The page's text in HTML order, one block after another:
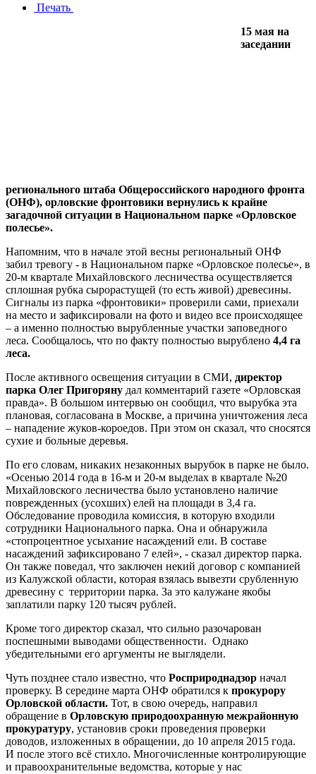
Печать
15 мая на
заседании
регионального штаба Общероссийского народного фронта
(ОНФ), орловские фронтовики вернулись к крайне
загадочной ситуации в Национальном парке «Орловское
полесье».
Напомним, что в начале этой весны региональный ОНФ
забил тревогу - в Национальном парке «Орловское полесье», в
20-м квартале Михайловского лесничества осуществляется
сплошная рубка сырорастущей (то есть живой) древесины.
Сигналы из парка «фронтовики» проверили сами, приехали
на место и зафиксировали на фото и видео все происходящее
– а именно полностью вырубленные участки заповедного
леса. Сообщалось, что по факту полностью вырублено 4,4 га
леса.
После активного освещения ситуации в СМИ, директор
парка Олег Пригоряну дал комментарий газете «Орловская
правда». В большом интервью он сообщил, что вырубка эта
плановая, согласована в Москве, а причина уничтожения леса
– нападение жуков-короедов. При этом он сказал, что сносятся
сухие и больные деревья.
По его словам, никаких незаконных вырубок в парке не было.
«Осенью 2014 года в 16-м и 20-м выделах в квартале №20
Михайловского лесничества было установлено наличие
поврежденных (усохших) елей на площади в 3,4 га.
Обследование проводила комиссия, в которую входили
сотрудники Национального парка. Она и обнаружила
«стопроцентное усыхание насаждений ели. В составе
насаждений зафиксировано 7 елей», - сказал директор парка.
Он также поведал, что заключен некий договор с компанией
из Калужской области, которая взялась вывезти срубленную
древесину с территории парка. За это калужане якобы
заплатили парку 120 тысяч рублей.
Кроме того директор сказал, что сильно разочарован
поспешными выводами общественности. Однако
убедительными его аргументы не выглядели.
Чуть позднее стало известно, что Росприроднадзор начал
проверку. В середине марта ОНФ обратился к прокурору
Орловской области. Тот, в свою очередь, направил
обращение в Орловскую природоохранную межрайонную
прокуратуру, установив сроки проведения проверки
доводов, изложенных в обращении, до 10 апреля 2015 года.
И после этого всё стихло. Многочисленные контролирующие
и правоохранительные ведомства, которые у нас